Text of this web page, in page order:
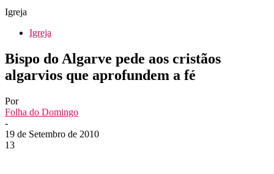
Igreja
Igreja
Bispo do Algarve pede aos cristãos
algarvios que aprofundem a fé
Por
Folha do Domingo
-
19 de Setembro de 2010
13